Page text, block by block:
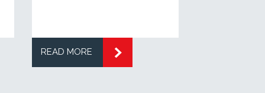
READ MORE